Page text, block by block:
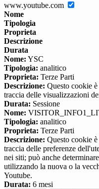
www.youtube.com
Nome
Tipologia
Proprieta
Descrizione
Durata
Nome: YSC
Tipologia: analitico
Proprieta: Terze Parti
Descrizione: Questo cookie
traccia delle visualizzazioni
Durata: Sessione
Nome:
Tipologia: analitico
Proprieta: Terze Parti
Descrizione: Questo cookie
traccia delle preferenze
nei siti; può anche
utilizzando la nuova o la
Youtube.
Durata: 6 mesi